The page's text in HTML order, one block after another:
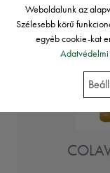
Weboldalunk az
Szélesebb körű
egyéb cookie-kat